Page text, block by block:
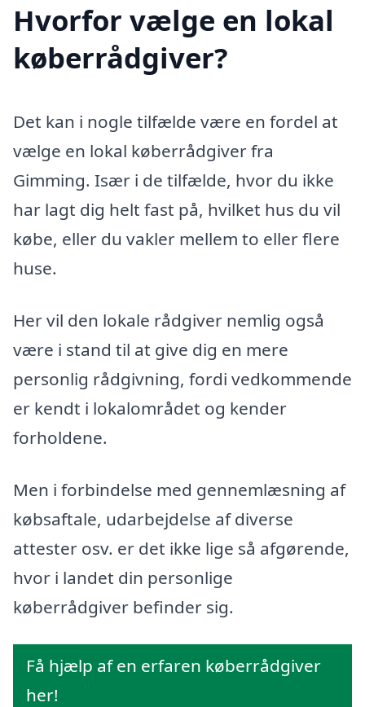
Hvorfor vælge en lokal
køberrådgiver?
Det kan i nogle tilfælde være en fordel at
vælge en lokal køberrådgiver fra
Gimming. Især i de tilfælde, hvor du ikke
har lagt dig helt fast på, hvilket hus du vil
købe, eller du vakler mellem to eller flere
huse.
Her vil den lokale rådgiver nemlig også
være i stand til at give dig en mere
personlig rådgivning, fordi vedkommende
er kendt i lokalområdet og kender
forholdene.
Men i forbindelse med gennemlæsning af
købsaftale, udarbejdelse af diverse
attester osv. er det ikke lige så afgørende,
hvor i landet din personlige
køberrådgiver befinder sig.
Få hjælp af en erfaren køberrådgiver
her!